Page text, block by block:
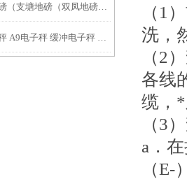
沙家浜地磅（支塘地磅（双凤地磅）高照地磅
彩信电子秤 A9电子秤 缓冲电子秤 鼓桶秤
（1
洗，
（2
各线
缆，
（3
a．
（